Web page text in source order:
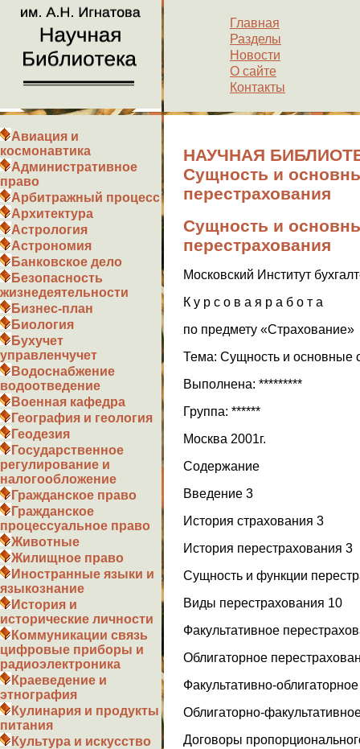
Главная
Разделы
Новости
О сайте
Контакты
Авиация и
космонавтика
Административное
право
Арбитражный процесс
Архитектура
Астрология
Астрономия
Банковское дело
Безопасность
жизнедеятельности
Бизнес-план
Биология
Бухучет
управленчучет
Водоснабжение
водоотведение
Военная кафедра
География и геология
Геодезия
Государственное
регулирование и
налогообложение
Гражданское право
Гражданское
процессуальное право
Животные
Жилищное право
Иностранные языки и
языкознание
История и
исторические личности
Коммуникации связь
цифровые приборы и
радиоэлектроника
Краеведение и
этнография
Кулинария и продукты
питания
Культура и искусство
НАУЧНАЯ
Сущность и
перестрахования
Сущность и
перестрахования
Московский Институт
К у р с о в а я р а б о т а
по предмету «Страхование»
Тема: Сущность и основные
Выполнена: *********
Группа: ******
Москва 2001г.
Содержание
Введение 3
История страхования 3
История перестрахования 3
Сущность и функции
Виды перестрахования 10
Факультативное
Облигаторное
Факультативно-
Облигаторно-
Договоры